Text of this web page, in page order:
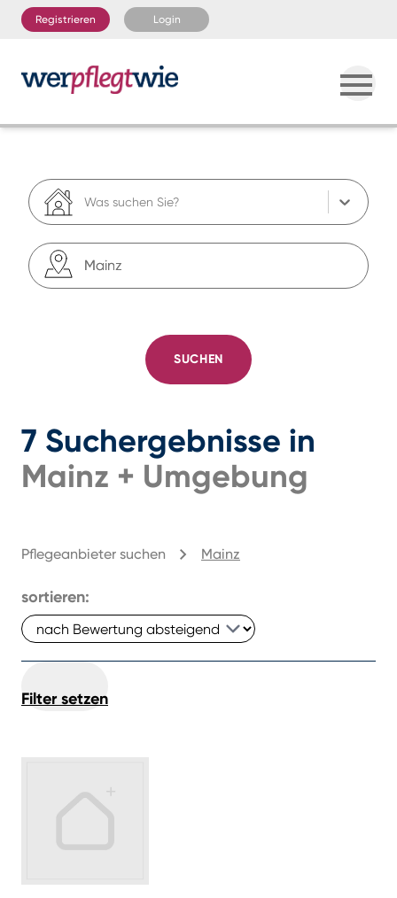
Registrieren Login
Was suchen Sie?
SUCHEN
7 Suchergebnisse in
Mainz + Umgebung
Pflegeanbieter suchen Mainz
sortieren:
Filter setzen